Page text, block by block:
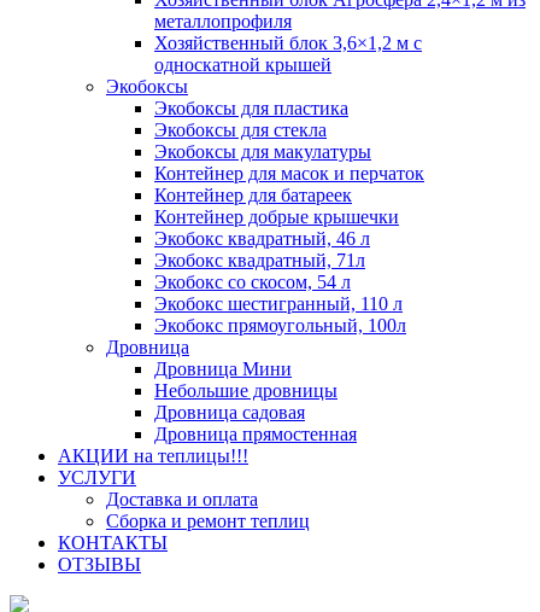
металлопрофиля
Хозяйственный блок 3,6×1,2 м с
односкатной крышей
Экобоксы
Экобоксы для пластика
Экобоксы для стекла
Экобоксы для макулатуры
Контейнер для масок и перчаток
Контейнер для батареек
Контейнер добрые крышечки
Экобокс квадратный, 46 л
Экобокс квадратный, 71л
Экобокс со скосом, 54 л
Экобокс шестигранный, 110 л
Экобокс прямоугольный, 100л
Дровница
Дровница Мини
Небольшие дровницы
Дровница садовая
Дровница прямостенная
АКЦИИ на теплицы!!!
УСЛУГИ
Доставка и оплата
Сборка и ремонт теплиц
КОНТАКТЫ
ОТЗЫВЫ